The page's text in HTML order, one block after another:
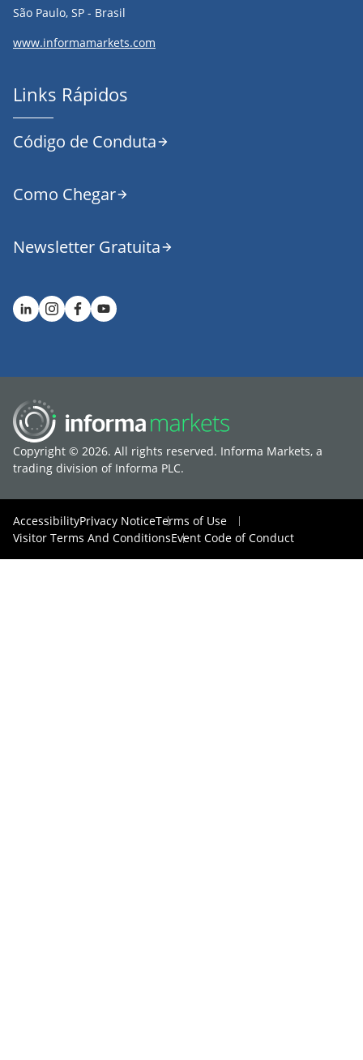
São Paulo, SP - Brasil
www.informamarkets.com
Links Rápidos
Código de Conduta
Como Chegar
Newsletter Gratuita
Copyright © 2026. All rights reserved. Informa Markets, a
trading division of Informa PLC.
AccessibilityPrivacy NoticeTerms of Use
Visitor Terms And ConditionsEvent Code of Conduct